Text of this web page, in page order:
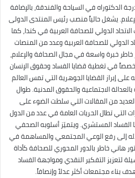
الدكتوراه في السياحة والفندقة، بالإضافة
يشغل حالياً منصب رئيس المنتدى الدولى
الدولي للصحافة العربية في كندا، كما
الدولي للصحافة العربية وعدد من المنصات
خاطر خبرة واسعة في مجال الصحافة والإعلام،
في تغطية قضايا الفساد وحقوق الإنسان
على إبراز القضايا الجوهرية التي تمس العالم
الاجتماعية والحقوق المدنية. طوال
من المقالات التي سلطت الضوء على
التي تطال الحريات العامة في عدد من الدول
الفساد المستشري. ويتميّز أسلوبه الصحفي
إلى رفع الوعي المجتمعي والمساهمة في
هاني خاطر بالدور المحوري للصحافة كأداة
لتعزيز التفكير النقدي ومواجهة الفساد
بناء مجتمعات أكثر عدلاً وإنصافاً.